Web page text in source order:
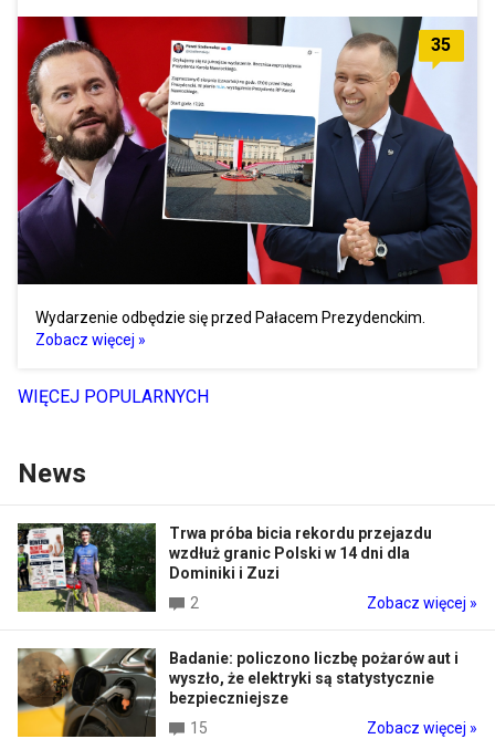
35
Wydarzenie odbędzie się przed Pałacem Prezydenckim.
Zobacz więcej »
WIĘCEJ POPULARNYCH
News
Trwa próba bicia rekordu przejazdu
wzdłuż granic Polski w 14 dni dla
Dominiki i Zuzi
2
Zobacz więcej »
Badanie: policzono liczbę pożarów aut i
wyszło, że elektryki są statystycznie
bezpieczniejsze
15
Zobacz więcej »